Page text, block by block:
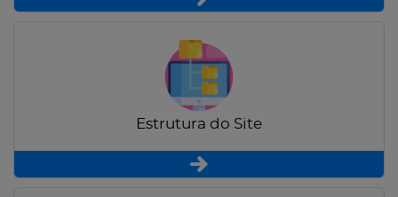
Estrutura do Site